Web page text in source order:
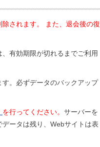
されます。 また、退会後の復
有効期限が切れるまでご利用
。必ずデータのバックアップ
を行ってください。 サーバーを
ータは残り、Webサイトは表